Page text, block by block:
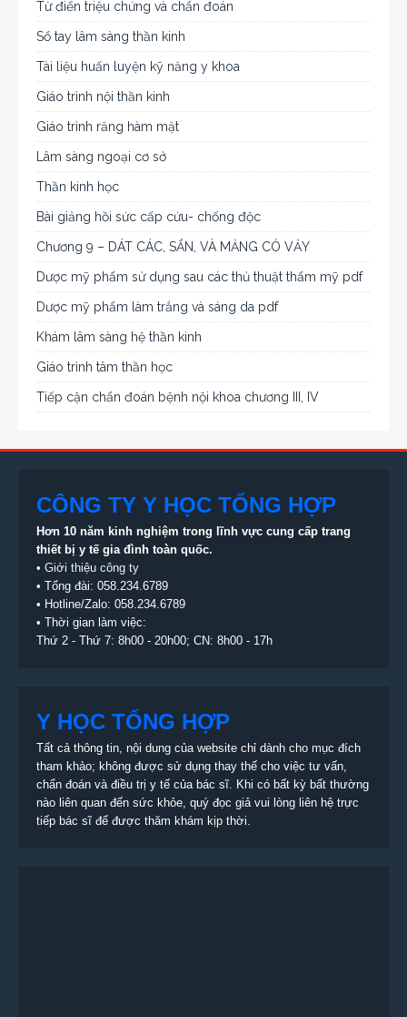
Từ điển triệu chứng và chẩn đoán
Sổ tay lâm sàng thần kinh
Tài liệu huấn luyện kỹ năng y khoa
Giáo trình nội thần kinh
Giáo trình răng hàm mặt
Lâm sàng ngoại cơ sở
Thần kinh học
Bài giảng hồi sức cấp cứu- chống độc
Chương 9 – DÁT CÁC, SẨN, VÀ MẢNG CÓ VẢY
Dược mỹ phẩm sử dụng sau các thủ thuật thẩm mỹ pdf
Dược mỹ phẩm làm trắng và sáng da pdf
Khám lâm sàng hệ thần kinh
Giáo trình tâm thần học
Tiếp cận chẩn đoán bệnh nội khoa chương III, IV
CÔNG TY Y HỌC TỔNG HỢP
Hơn 10 năm kinh nghiệm trong lĩnh vực cung cấp trang
thiết bị y tế gia đình toàn quốc.
• Giới thiệu công ty
• Tổng đài: 058.234.6789
• Hotline/Zalo: 058.234.6789
• Thời gian làm việc:
Thứ 2 - Thứ 7: 8h00 - 20h00; CN: 8h00 - 17h
Y HỌC TỔNG HỢP
Tất cả thông tin, nội dung của website chỉ dành cho mục đích
tham khảo; không được sử dụng thay thế cho việc tư vấn,
chẩn đoán và điều trị y tế của bác sĩ. Khi có bất kỳ bất thường
nào liên quan đến sức khỏe, quý đọc giả vui lòng liên hệ trực
tiếp bác sĩ để được thăm khám kịp thời.